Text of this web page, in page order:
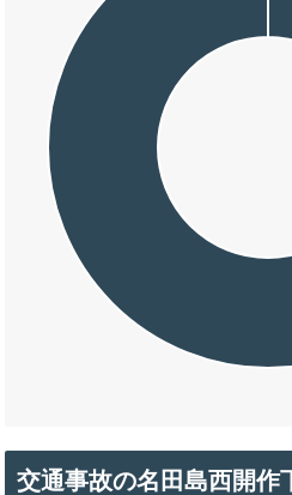
交通事故の名田島西開作